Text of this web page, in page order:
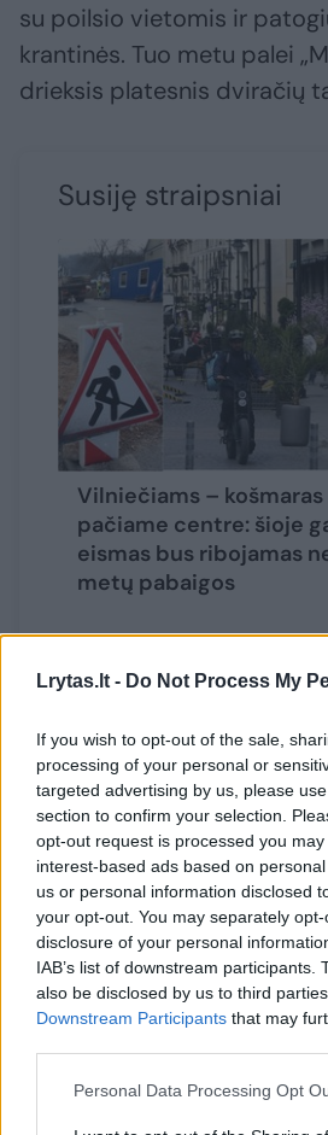
Lrytas.lt - Do Not Process My
If you wish to opt-out of the sale,
processing of your personal or
targeted advertising by us, please
section to confirm your selection.
opt-out request is processed you
interest-based ads based on
us or personal information disclosed
your opt-out. You may separately
disclosure of your personal
IAB’s list of downstream participants.
also be disclosed by us to third
Downstream Participants that may
Personal Data Processing Opt
su poilsio vietomis ir
krantinės. Tuo metu palei
drieksis platesnis dviračių
Susiję straipsniai
Vilniečiams – košmaras
pačiame centre: šioje
eismas bus ribojamas
metų pabaigos
Prie marių, netoli perkėlos,
meninis akcentas –
primenanti legendą apie
užvertimą. Bus išsaugoti ir
akcentai, o dangose bei
atsispindės istorinis miesto
Tvarkoma daugiau kaip 15
metrų teritorija. Čia bus
medžiagos, įrengtas